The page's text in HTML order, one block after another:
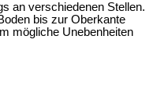
an verschiedenen Stellen.
bis zur Oberkante
mögliche Unebenheiten